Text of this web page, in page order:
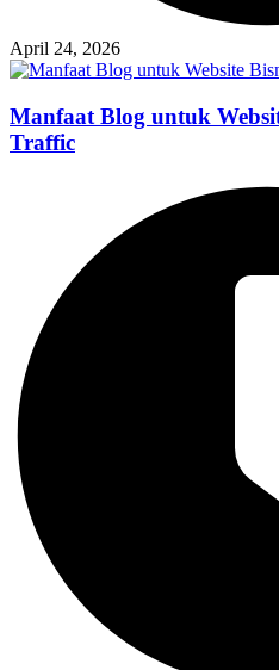
April 24, 2026
Manfaat Blog untuk
Traffic